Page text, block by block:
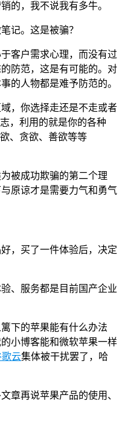
的，我不说我有多牛。
记。这是被骗？
客户需求心理，而没有过
防范，这是有可能的。对
的人物都是难予防范的。
，你选择走还是不走或者
，利用的就是你的各种
、贪欲、善欲等等
被成功欺骗的第二个理
原谅才是需要力气和勇气
，买了一件体验后，决定
、服务都是目前国产企业
下的苹果能有什么办法
小博客能和微软苹果一样
歌云集体被干扰罢了，哈
章再说苹果产品的使用、